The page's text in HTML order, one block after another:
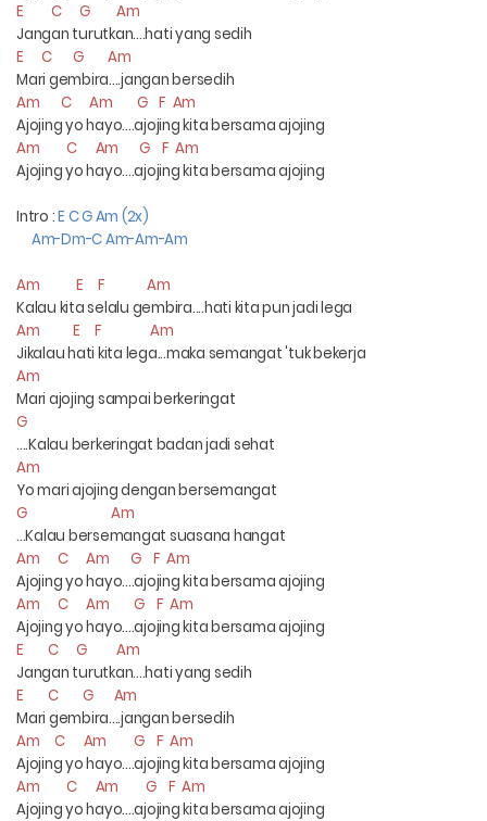
E C G Am
Jangan turutkan....hati yang sedih
E C G Am
Mari gembira....jangan bersedih
Am C Am G F Am
Ajojing yo hayo....ajojing kita bersama ajojing
Am C Am G F Am
Ajojing yo hayo....ajojing kita bersama ajojing
Intro :E C G Am (2x)
Am-Dm-C Am-Am-Am
Am E F Am
Kalau kita selalu gembira....hati kita pun jadi lega
Am E F Am
Jikalau hati kita lega...maka semangat 'tuk bekerja
Am
Mari ajojing sampai berkeringat
G
....Kalau berkeringat badan jadi sehat
Am
Yo mari ajojing dengan bersemangat
G Am
...Kalau bersemangat suasana hangat
Am C Am G F Am
Ajojing yo hayo....ajojing kita bersama ajojing
Am C Am G F Am
Ajojing yo hayo....ajojing kita bersama ajojing
E C G Am
Jangan turutkan....hati yang sedih
E C G Am
Mari gembira....jangan bersedih
Am C Am G F Am
Ajojing yo hayo....ajojing kita bersama ajojing
Am C Am G F Am
Ajojing yo hayo....ajojing kita bersama ajojing